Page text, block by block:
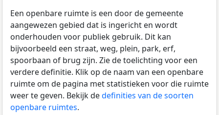
Een openbare ruimte is een door de gemeente
aangewezen gebied dat is ingericht en wordt
onderhouden voor publiek gebruik. Dit kan
bijvoorbeeld een straat, weg, plein, park, erf,
spoorbaan of brug zijn. Zie de toelichting voor een
verdere definitie. Klik op de naam van een openbare
ruimte om de pagina met statistieken voor die ruimte
weer te geven. Bekijk dedefinities van de soorten
openbare ruimtes.